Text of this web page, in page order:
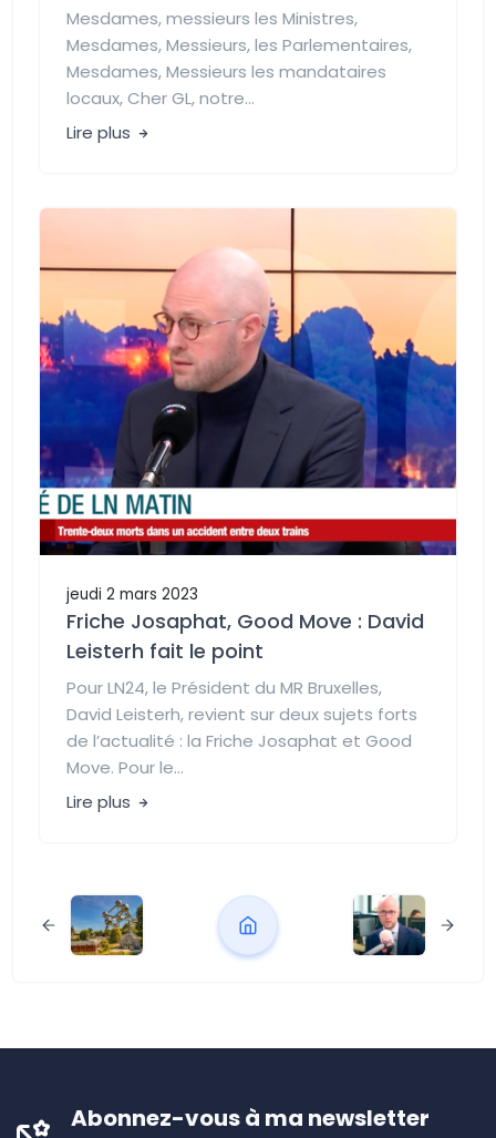
Mesdames, messieurs les Ministres,
Mesdames, Messieurs, les Parlementaires,
Mesdames, Messieurs les mandataires
locaux, Cher GL, notre...
Lire plus
jeudi 2 mars 2023
Friche Josaphat, Good Move : David
Leisterh fait le point
Pour LN24, le Président du MR Bruxelles,
David Leisterh, revient sur deux sujets forts
de l’actualité : la Friche Josaphat et Good
Move. Pour le...
Lire plus
Abonnez-vous à ma newsletter